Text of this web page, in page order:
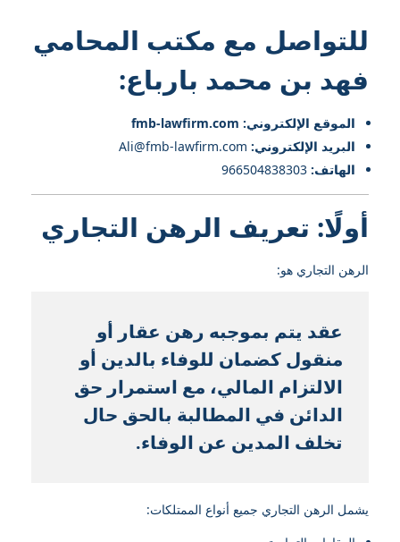
للتواصل مع مكتب المحامي
فهد بن محمد بارباع:
الموقع الإلكتروني: fmb-lawfirm.com
البريد الإلكتروني: Ali@fmb-lawfirm.com
الهاتف: 966504838303
أولًا: تعريف الرهن التجاري
الرهن التجاري هو:
عقد يتم بموجبه رهن عقار أو
منقول كضمان للوفاء بالدين أو
الالتزام المالي، مع استمرار حق
الدائن في المطالبة بالحق حال
تخلف المدين عن الوفاء.
يشمل الرهن التجاري جميع أنواع الممتلكات: